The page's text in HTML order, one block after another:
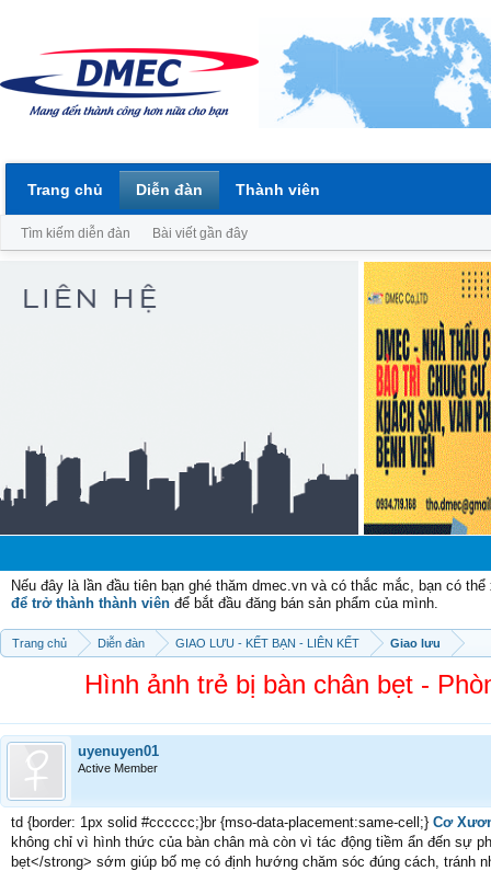
Nếu đây là lần đầu tiên bạn ghé thăm dmec.vn và có thắc mắc, bạn có
để trở thành thành viên để bắt đầu đăng bán sản phẩm của mình.
Trang chủ Diễn đàn GIAO LƯU - KẾT BẠN - LIÊN KẾT Giao lưu
Hình ảnh trẻ bị bàn chân bẹt -
uyenuyen01
Active Member
td {border: 1px solid #cccccc;}br {mso-data-placement:same-cell;} Cơ
không chỉ vì hình thức của bàn chân mà còn vì tác động tiềm ẩn đến sự
bẹt</strong> sớm giúp bố mẹ có định hướng chăm sóc đúng cách,
Trang chủ Diễn đàn
Tìm kiếm diễn đàn Bài viết gần đây
Thành viên